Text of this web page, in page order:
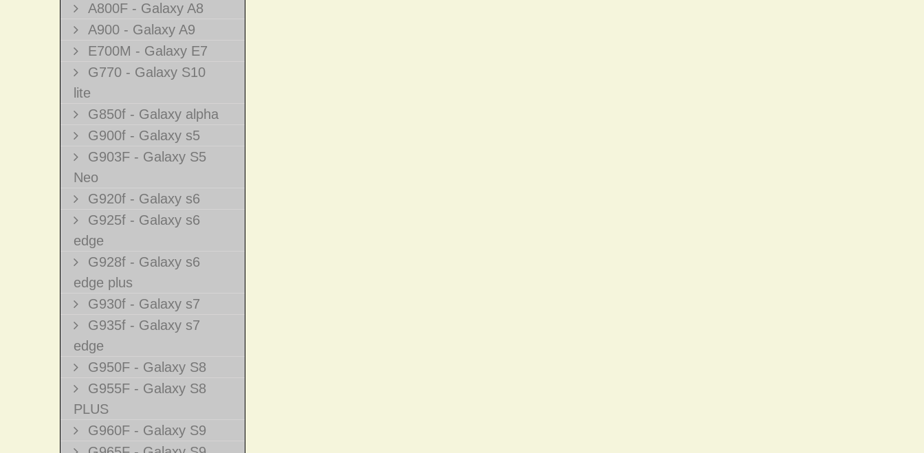
A800F - Galaxy A8
A900 - Galaxy A9
E700M - Galaxy E7
G770 - Galaxy S10
lite
G850f - Galaxy alpha
G900f - Galaxy s5
G903F - Galaxy S5
Neo
G920f - Galaxy s6
G925f - Galaxy s6
edge
G928f - Galaxy s6
edge plus
G930f - Galaxy s7
G935f - Galaxy s7
edge
G950F - Galaxy S8
G955F - Galaxy S8
PLUS
G960F - Galaxy S9